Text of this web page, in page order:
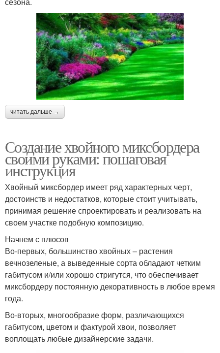
читать дальше →
Создание хвойного миксбордера
своими руками: пошаговая
инструкция
Хвойный миксбордер имеет ряд характерных черт,
достоинств и недостатков, которые стоит учитывать,
принимая решение спроектировать и реализовать на
своем участке подобную композицию.
Начнем с плюсов
Во-первых, большинство хвойных – растения
вечнозеленые, а выведенные сорта обладают четким
габитусом и/или хорошо стригутся, что обеспечивает
миксбордеру постоянную декоративность в любое время
года.
Во-вторых, многообразие форм, различающихся
габитусом, цветом и фактурой хвои, позволяет
воплощать любые дизайнерские задачи.